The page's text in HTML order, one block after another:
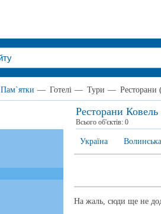
Пам`ятки — Готелі — Тури — Ресторани
Ресторани Ковель
Всього об'єктів: 0
Україна
На жаль, сюди ще не